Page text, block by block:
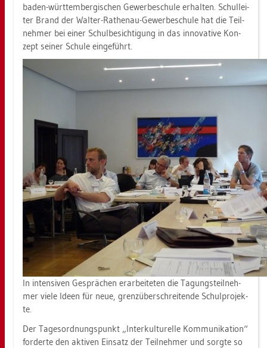
baden-würt­tem­ber­gi­schen Ge­wer­be­schu­le er­hal­ten. Schul­lei­
ter Brand der Wal­ter-Ra­then­au-Ge­wer­be­schu­le hat die Teil­
neh­mer bei einer Schul­be­sich­ti­gung in das in­no­va­ti­ve Kon­
zept sei­ner Schu­le ein­ge­führt.
In in­ten­si­ven Ge­sprä­chen er­ar­bei­te­ten die Ta­gungs­teil­neh­
mer viele Ideen für neue, grenz­über­schrei­ten­de Schul­pro­jek­
te.
Der Ta­ges­ord­nungs­punkt „In­ter­kul­tu­rel­le Kom­mu­ni­ka­ti­on“
for­der­te den ak­ti­ven Ein­satz der Teil­neh­mer und sorg­te so